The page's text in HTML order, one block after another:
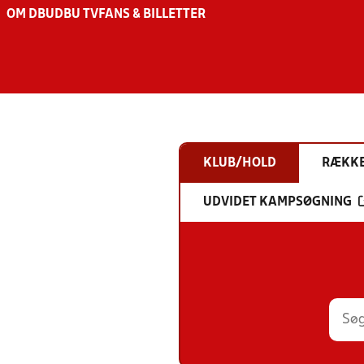
OM DBU DBU TV FANS & BILLETTER
KLUB/HOLD
UDVIDET KAMPSØGNING